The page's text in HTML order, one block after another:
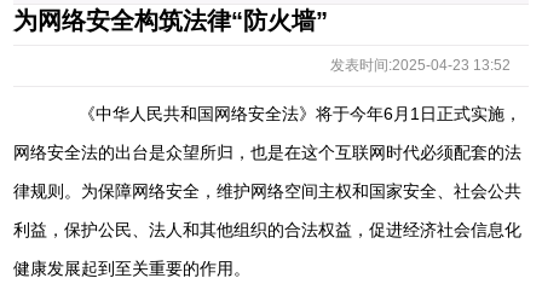
为网络安全构筑法律“防火墙”
发表时间:2025-04-23 13:52
《中华人民共和国网络安全法》将于今年6月1日正式实施，
网络安全法的出台是众望所归，也是在这个互联网时代必须配套的法
律规则。为保障网络安全，维护网络空间主权和国家安全、社会公共
利益，保护公民、法人和其他组织的合法权益，促进经济社会信息化
健康发展起到至关重要的作用。